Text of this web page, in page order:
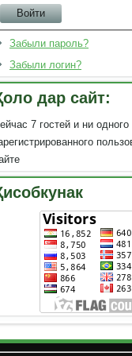
Забыли пароль?
Забыли логин?
дар сайт:
7 гостей и ни одного